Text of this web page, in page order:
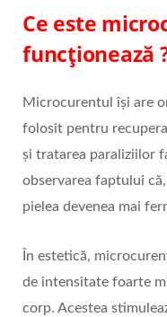
Ce este
funcționează
Microcurentul își are
folosit pentru
și tratarea paraliziilor
observarea faptului
pielea devenea mai
În estetică,
de intensitate foarte
corp. Acestea